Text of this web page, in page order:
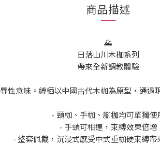
商品描述
🌄
日落山川木枷系列
帶來全新調教體驗
性意味。縛栖以中國古代木枷為原型，通
- 頸枷、手枷、腳枷均可單獨使
- 手頸可相連，束縛效果倍增
- 整套佩戴，沉浸式感受中式重枷硬束縛